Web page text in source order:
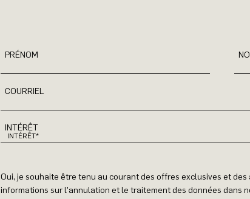
PRÉNOM
COURRIEL
INTÉRÊT
Oui, je souhaite être tenu au courant des offres exclusives et
informations sur l'annulation et le traitement des données dans